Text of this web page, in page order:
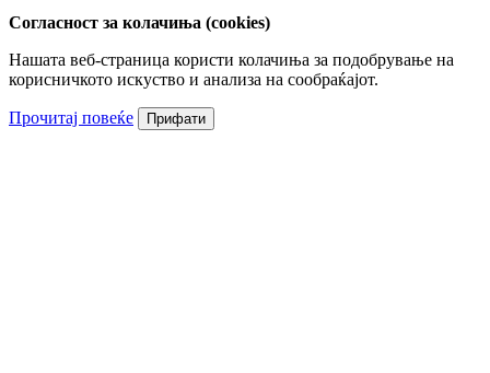
Согласност за колачиња (cookies)
Нашата веб-страница користи колачиња за подобрување на
корисничкото искуство и анализа на сообраќајот.
Прочитај повеќе Прифати